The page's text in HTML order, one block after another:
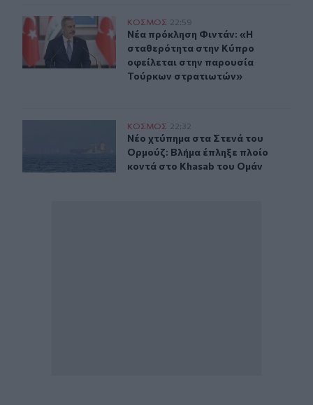
Νέα πρόκληση Φιντάν: «Η σταθερότητα στην Κύπρο
ΚΟΣΜΟΣ 22:59
Νέα πρόκληση Φιντάν: «Η
Νέα πρόκληση Φιντάν: «Η
σταθερότητα στην Κύπρο
οφείλεται στην παρουσία
Τούρκων στρατιωτών»
Νέο χτύπημα στα Στενά του Ορμούζ: Βλήμα έπληξε
ΚΟΣΜΟΣ 22:32
Νέο χτύπημα στα Στενά του
Νέο χτύπημα στα Στενά του
Ορμούζ: Βλήμα έπληξε πλοίο
κοντά στο Khasab του Ομάν